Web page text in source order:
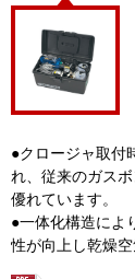
●クロージャ取付
れ、従来のガス
優れています。
●一体化構造によ
性が向上し乾燥